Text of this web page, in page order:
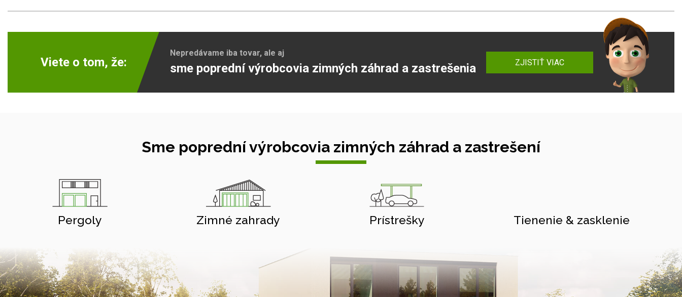
Viete o tom, že:
Nepredávame iba tovar, ale aj
sme poprední výrobcovia zimných záhrad a zastrešenia ZJISTIŤ VIAC
Sme poprední výrobcovia zimných záhrad a zastrešení
Pergoly Zimné zahrady Prístrešky Tienenie & zasklenie